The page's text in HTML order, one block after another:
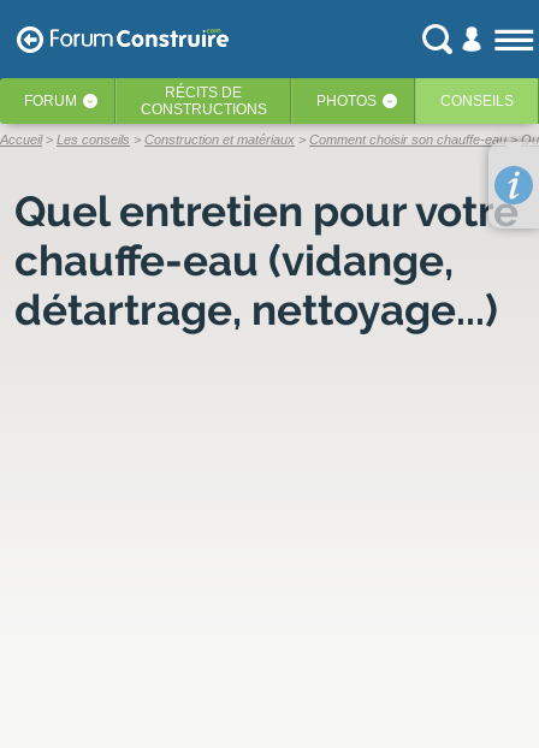
FORUM ‹ RÉCITS DE
CONSTRUCTIONS
PHOTOS ‹ CONSEILS
Accueil Les conseils Construction et matériaux Comment choisir son chauffe-eau
Quel entretien pour votre
chauffe-eau (vidange,
détartrage, nettoyage...)